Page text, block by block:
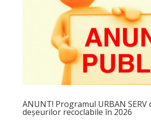
ANUNT! Programul URBAN SERV
deșeurilor recoclabile în 2026